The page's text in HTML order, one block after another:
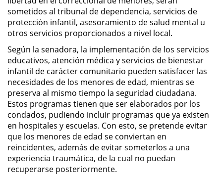
Posesión De Parafernalia De
Drogas
Posesión De Una Sustancia
Controlada Para La Venta
Posesión De Metanfetamina
Posesión de Marihuana para la
Venta
El Programa de Desviación
Previo al Juicio PC 1000
Transporte De Una Sustancia
Controlada Para La Venta
sometidos al tribunal de dependencia, servicios de
protección infantil, asesoramiento de salud mental u
otros servicios proporcionados a nivel local.
Según la senadora, la implementación de los servicios
educativos, atención médica y servicios de bienestar
infantil de carácter comunitario pueden satisfacer las
necesidades de los menores de edad, mientras se
preserva al mismo tiempo la seguridad ciudadana.
Estos programas tienen que ser elaborados por los
condados, pudiendo incluir programas que ya existen
en hospitales y escuelas. Con esto, se pretende evitar
que los menores de edad se conviertan en
reincidentes, además de evitar someterlos a una
experiencia traumática, de la cual no puedan
recuperarse posteriormente.